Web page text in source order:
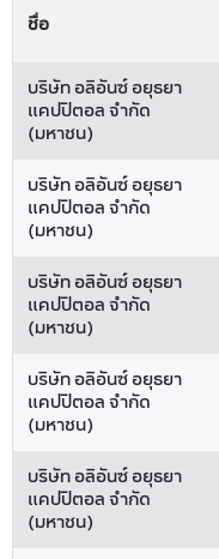
ชื่อ
บริษัท อลิอันซ์ อยุธยา
แคปปิตอล จำกัด
(มหาชน)
บริษัท อลิอันซ์ อยุธยา
แคปปิตอล จำกัด
(มหาชน)
บริษัท อลิอันซ์ อยุธยา
แคปปิตอล จำกัด
(มหาชน)
บริษัท อลิอันซ์ อยุธยา
แคปปิตอล จำกัด
(มหาชน)
บริษัท อลิอันซ์ อยุธยา
แคปปิตอล จำกัด
(มหาชน)